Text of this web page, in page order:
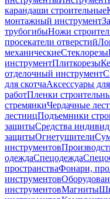
карандаши строительные
монтажный инструмент
трубогибыНожи
просекатели отверстий
механическиеСтеклорезы
инструментПлиткорезы
отделочный инструмент
для скотчаАксессуары
работПленки
стремянкиЧердачные
лестницПодъемники
защитыСредства
защитыОгнетушители
инструментов
одеждаСпецодежда
пространстваФонари,
инструментов
инструментовМагниты